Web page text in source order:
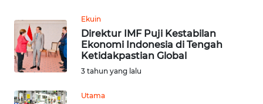
Ekuin
Direktur IMF Puji Kestabilan
Ekonomi Indonesia di Tengah
Ketidakpastian Global
3 tahun yang lalu
Utama
TENGAH
WN DELI
SERDANG
WN